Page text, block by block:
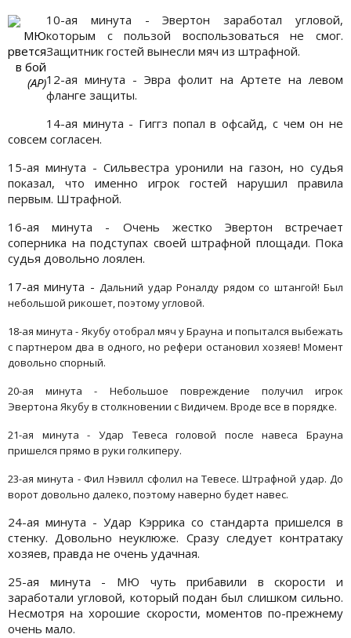
МЮ
рвется
в бой
(АР)
10-ая минута - Эвертон заработал угловой,
которым с пользой воспользоваться не смог.
Защитник гостей вынесли мяч из штрафной.
12-ая минута - Эвра фолит на Артете на левом
фланге защиты.
14-ая минута - Гиггз попал в офсайд, с чем он не
совсем согласен.
15-ая минута - Сильвестра уронили на газон, но судья
показал, что именно игрок гостей нарушил правила
первым. Штрафной.
16-ая минута - Очень жестко Эвертон встречает
соперника на подступах своей штрафной площади. Пока
судья довольно лоялен.
17-ая минута -Дальний удар Роналду рядом со штангой! Был
небольшой рикошет, поэтому угловой.
18-ая минута - Якубу отобрал мяч у Брауна и попытался выбежать
с партнером два в одного, но рефери остановил хозяев! Момент
довольно спорный.
20-ая минута - Небольшое повреждение получил игрок
Эвертона Якубу в столкновении с Видичем. Вроде все в порядке.
21-ая минута - Удар Тевеса головой после навеса Брауна
пришелся прямо в руки голкиперу.
23-ая минута - Фил Нэвилл сфолил на Тевесе. Штрафной удар. До
ворот довольно далеко, поэтому наверно будет навес.
24-ая минута - Удар Кэррика со стандарта пришелся в
стенку. Довольно неуклюже. Сразу следует контратаку
хозяев, правда не очень удачная.
25-ая минута - МЮ чуть прибавили в скорости и
заработали угловой, который подан был слишком сильно.
Несмотря на хорошие скорости, моментов по-прежнему
очень мало.